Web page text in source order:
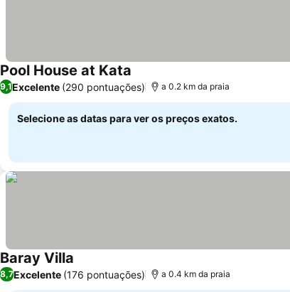
Pool House at Kata
9,1Excelente (290 pontuações) a 0.2 km da praia
Selecione as datas para ver os preços exatos.
Baray Villa
8,7Excelente (176 pontuações) a 0.4 km da praia